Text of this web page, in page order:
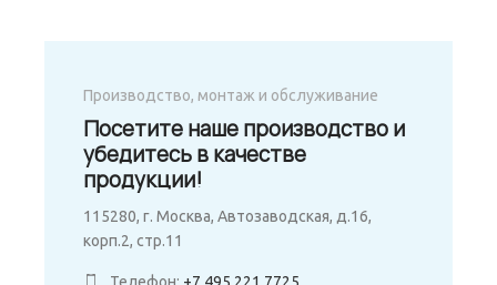
Производство, монтаж и обслуживание
Посетите наше производство и
убедитесь в качестве
продукции!
115280, г. Москва, Автозаводская, д.16,
корп.2, стр.11
Телефон: +7 495 221 7725